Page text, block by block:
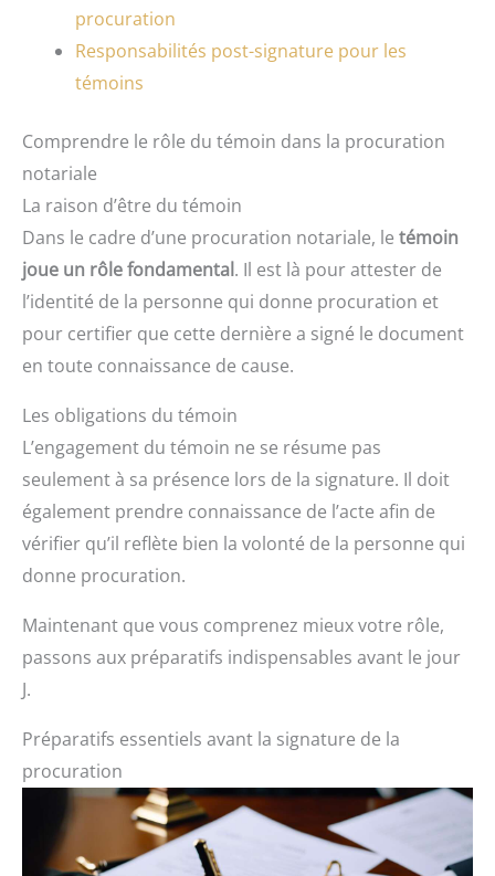
procuration
Responsabilités post-signature pour les
témoins
Comprendre le rôle du témoin dans la procuration
notariale
La raison d’être du témoin
Dans le cadre d’une procuration notariale, le témoin
joue un rôle fondamental. Il est là pour attester de
l’identité de la personne qui donne procuration et
pour certifier que cette dernière a signé le document
en toute connaissance de cause.
Les obligations du témoin
L’engagement du témoin ne se résume pas
seulement à sa présence lors de la signature. Il doit
également prendre connaissance de l’acte afin de
vérifier qu’il reflète bien la volonté de la personne qui
donne procuration.
Maintenant que vous comprenez mieux votre rôle,
passons aux préparatifs indispensables avant le jour
J.
Préparatifs essentiels avant la signature de la
procuration